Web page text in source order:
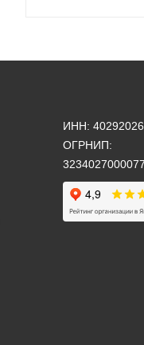
ИНН:
ОГРНИП: